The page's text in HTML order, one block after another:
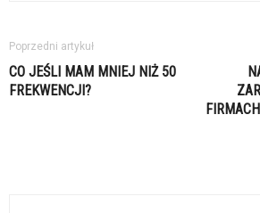
Poprzedni artykuł
CO JEŚLI MAM MNIEJ NIŻ 50
FREKWENCJI?